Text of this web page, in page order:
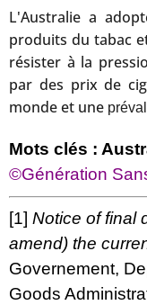
L'Australie a
produits du tabac
résister à la
par des prix de
monde et une
Mots clés :
©Génération
[1] Notice of final
amend) the
Governement,
Goods